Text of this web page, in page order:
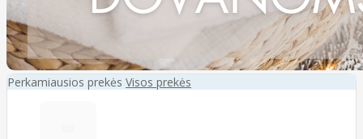
Perkamiausios prekės Visos prekės